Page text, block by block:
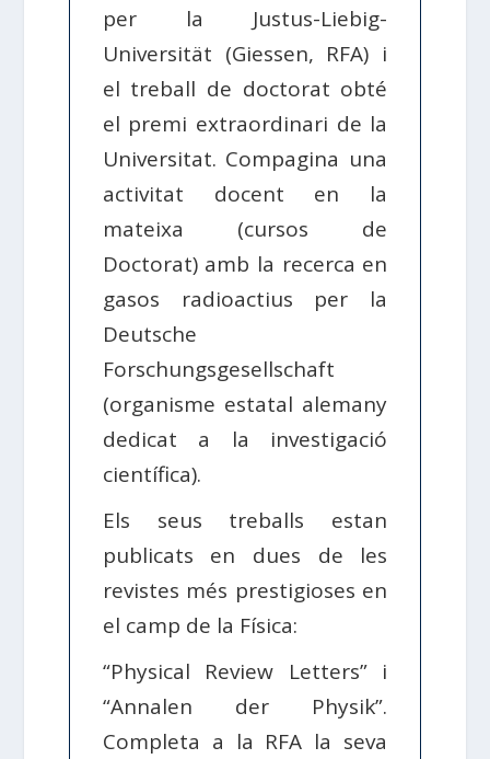
per la Justus-Liebig-
Universität (Giessen, RFA) i
el treball de doctorat obté
el premi extraordinari de la
Universitat. Compagina una
activitat docent en la
mateixa (cursos de
Doctorat) amb la recerca en
gasos radioactius per la
Deutsche
Forschungsgesellschaft
(organisme estatal alemany
dedicat a la investigació
científica).
Els seus treballs estan
publicats en dues de les
revistes més prestigioses en
el camp de la Física:
“Physical Review Letters” i
“Annalen der Physik”.
Completa a la RFA la seva